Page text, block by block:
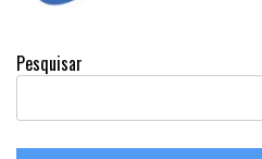
Pesquisar